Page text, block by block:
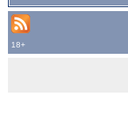
18+